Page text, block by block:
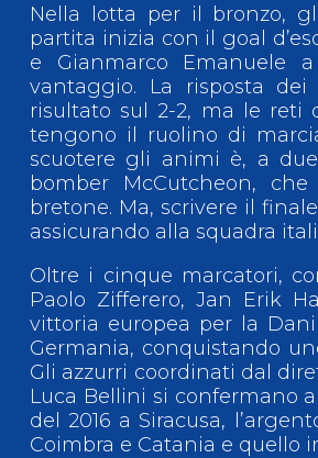
Nella lotta per il bronzo,
partita inizia con il goal
e Gianmarco Emanuele
vantaggio. La risposta
risultato sul 2-2, ma le reti
tengono il ruolino di
scuotere gli animi è, a
bomber McCutcheon,
bretone. Ma, scrivere il
assicurando alla squadra
Oltre i cinque marcatori,
Paolo Zifferero, Jan Erik
vittoria europea per la
Germania, conquistando
Gli azzurri coordinati dal
Luca Bellini si confermano
del 2016 a Siracusa,
Coimbra e Catania e quello